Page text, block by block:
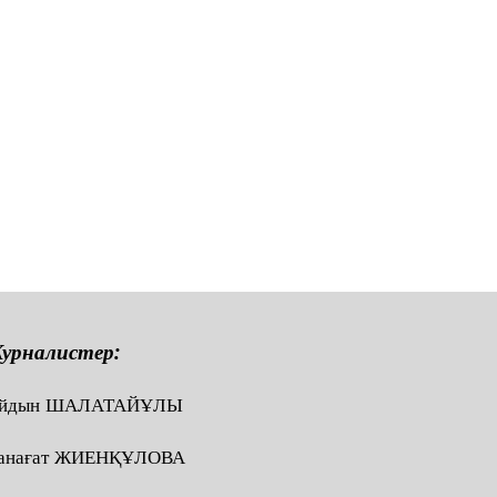
ШАЛАТАЙҰЛЫ
ЖИЕНҚҰЛОВА